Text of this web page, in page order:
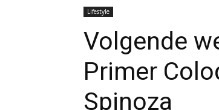
Lifestyle
Volgende
Primer
Spinoza